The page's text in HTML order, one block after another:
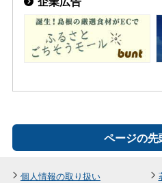
ページの先
個人情報の取り扱い